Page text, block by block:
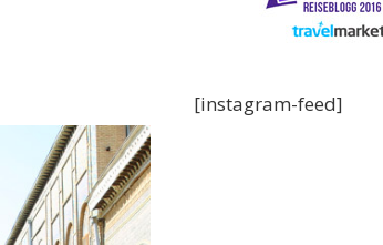
[instagram-feed]